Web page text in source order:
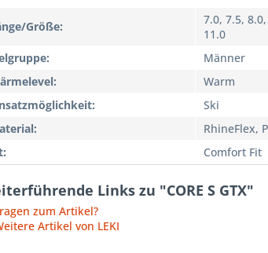
Größe:
7.0, 7.5,
11.0
Männer
Warm
Ski
RhineFlex,
Comfort Fit
Links zu "CORE S GTX"
zum Artikel?
Artikel von LEKI